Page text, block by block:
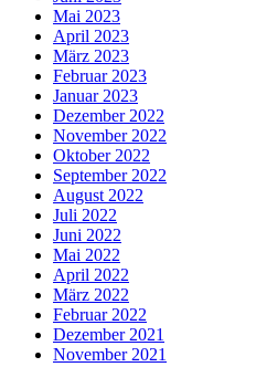
Mai 2023
April 2023
März 2023
Februar 2023
Januar 2023
Dezember 2022
November 2022
Oktober 2022
September 2022
August 2022
Juli 2022
Juni 2022
Mai 2022
April 2022
März 2022
Februar 2022
Dezember 2021
November 2021